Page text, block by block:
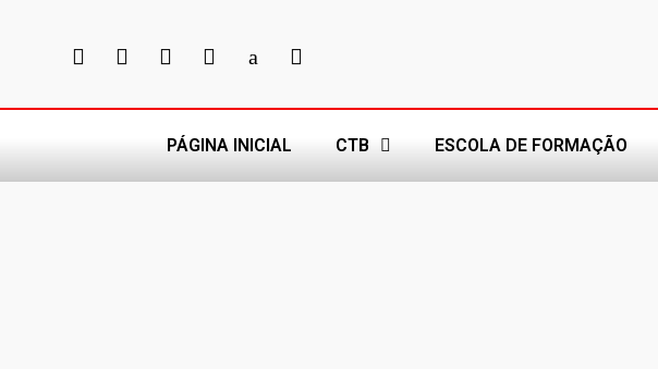
PÁGINA INICIAL CTB ESCOLA DE FORMAÇÃO